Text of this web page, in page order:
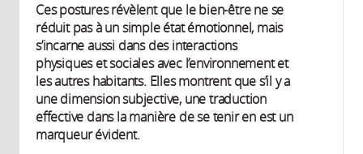
Ces postures révèlent que le bien-être ne se
réduit pas à un simple état émotionnel, mais
s’incarne aussi dans des interactions
physiques et sociales avec l’environnement et
les autres habitants. Elles montrent que s’il y a
une dimension subjective, une traduction
effective dans la manière de se tenir en est un
marqueur évident.